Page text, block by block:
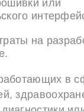
или
на
в